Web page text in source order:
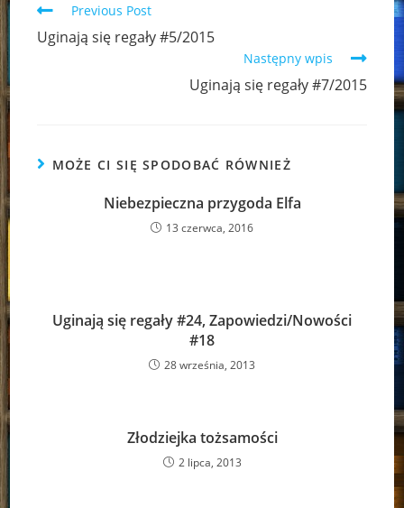
Read
articles
Previous Post
Uginają się regały #5/2015
Następny wpis
Uginają się regały #7/2015
MOŻE CI SIĘ SPODOBAĆ RÓWNIEŻ
Niebezpieczna przygoda Elfa
13 czerwca, 2016
Uginają się regały #24, Zapowiedzi/Nowości
#18
28 września, 2013
Złodziejka tożsamości
2 lipca, 2013